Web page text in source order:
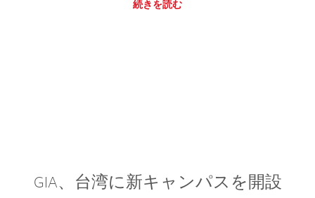
続きを読む
GIA、台湾に新キャンパスを開設